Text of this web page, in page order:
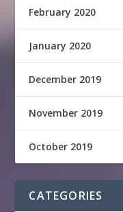
February 2020
January 2020
December 2019
November 2019
October 2019
CATEGORIES